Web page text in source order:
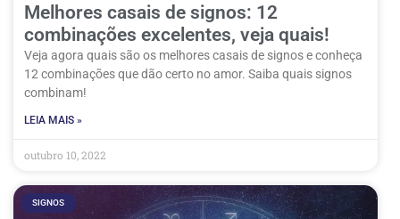
Melhores casais de signos: 12
combinações excelentes, veja quais!
Veja agora quais são os melhores casais de signos e conheça
12 combinações que dão certo no amor. Saiba quais signos
combinam!
LEIA MAIS »
outubro 10, 2022
SIGNOS